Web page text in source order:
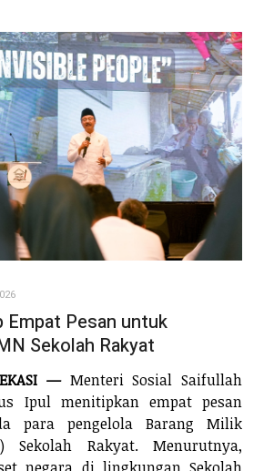
Empat Pesan untuk
Sekolah Rakyat
—Menteri Sosial Saifullah
Ipul menitipkan empat pesan
para pengelola Barang Milik
Sekolah Rakyat. Menurutnya,